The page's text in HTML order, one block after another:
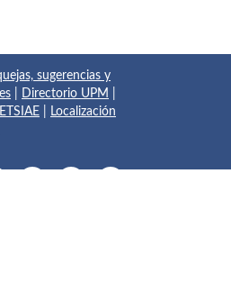
sugerencias y
Directorio UPM
Localización